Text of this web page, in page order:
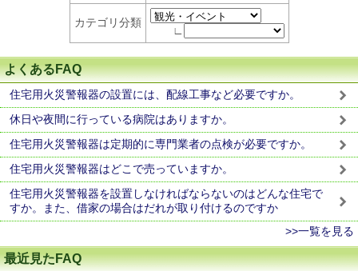
カテゴリ分類
∟
よくあるFAQ
住宅用火災警報器の設置には、配線工事など必要ですか。
休日や夜間に行っている病院はありますか。
住宅用火災警報器は定期的に専門業者の点検が必要ですか。
住宅用火災警報器はどこで売っていますか。
住宅用火災警報器を設置しなければならないのはどんな住宅で
すか。また、借家の場合はだれが取り付けるのですか
>>一覧を見る
最近見たFAQ